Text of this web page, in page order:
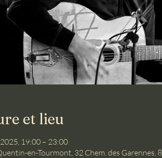
et lieu
19:00 – 23:00
en-Tourmont, 32 Chem. des